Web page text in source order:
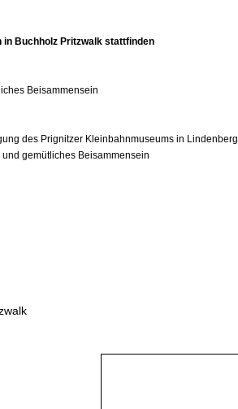
in Buchholz Pritzwalk stattfinden
Beisammensein
des Prignitzer Kleinbahnmuseums in Lindenberg
gemütliches Beisammensein